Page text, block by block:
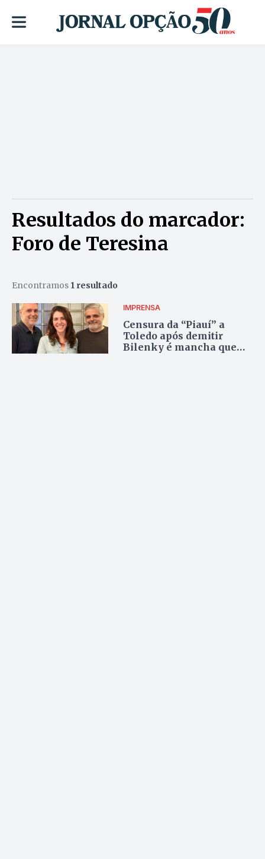
Resultados do marcador:
Foro de Teresina
Encontramos 1 resultado
IMPRENSA
Censura da “Piauí” a
Toledo após demitir
Bilenky é mancha que